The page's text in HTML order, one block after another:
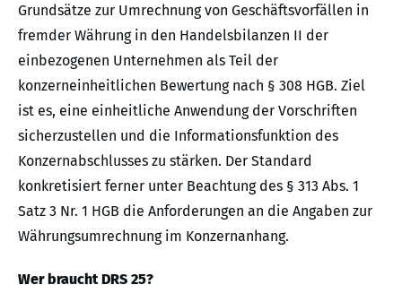
Grundsätze zur Umrechnung von Geschäftsvorfällen in
fremder Währung in den Handelsbilanzen II der
einbezogenen Unternehmen als Teil der
konzerneinheitlichen Bewertung nach § 308 HGB. Ziel
ist es, eine einheitliche Anwendung der Vorschriften
sicherzustellen und die Informationsfunktion des
Konzernabschlusses zu stärken. Der Standard
konkretisiert ferner unter Beachtung des § 313 Abs. 1
Satz 3 Nr. 1 HGB die Anforderungen an die Angaben zur
Währungsumrechnung im Konzernanhang.
Wer braucht DRS 25?